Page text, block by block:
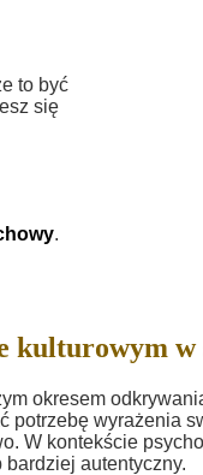
to być
się
.
kulturowym w
okresem
potrzebę wyrażenia
W kontekście
autentyczny.